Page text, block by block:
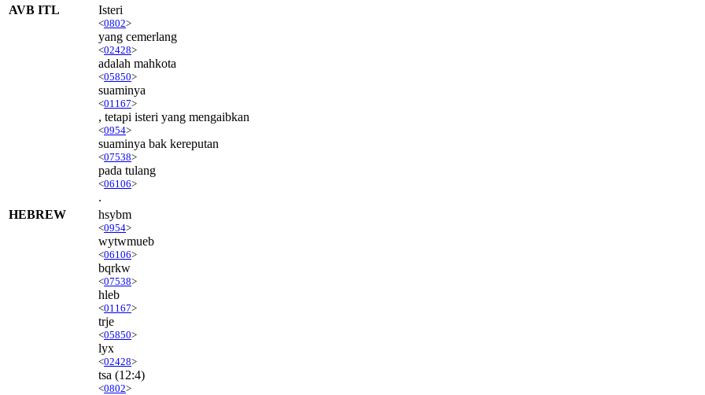
AVB ITL
Isteri
<0802>
yang cemerlang
<02428>
adalah mahkota
<05850>
suaminya
<01167>
, tetapi isteri yang mengaibkan
<0954>
suaminya bak kereputan
<07538>
pada tulang
<06106>
.
HEBREW
hsybm
<0954>
wytwmueb
<06106>
bqrkw
<07538>
hleb
<01167>
trje
<05850>
lyx
<02428>
tsa (12:4)
<0802>